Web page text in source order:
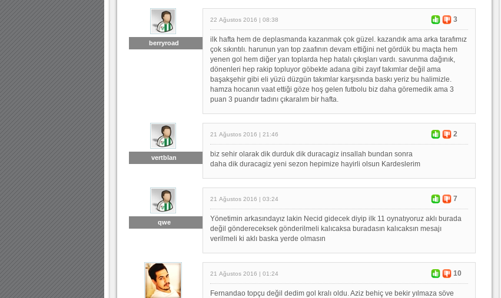
berryroad
22 Ağustos 2016 | 08:38 3
ilk hafta hem de deplasmanda kazanmak çok güzel. kazandık ama arka tarafımız
çok sıkıntılı. harunun yan top zaafının devam ettiğini net gördük bu maçta hem
yenen gol hem diğer yan toplarda hep hatalı çıkışları vardı. savunma dağınık,
dönenleri hep rakip topluyor göbekte adana gibi zayıf takımlar değil ama
başakşehir gibi eli yüzü düzgün takımlar karşısında baskı yeriz bu halimizle.
hamza hocanın vaat ettiği göze hoş gelen futbolu biz daha göremedik ama 3
puan 3 puandır tadını çıkaralım bir hafta.
vertblan
21 Ağustos 2016 | 21:46 2
biz sehir olarak dik durduk dik duracagiz insallah bundan sonra
daha dik duracagiz yeni sezon hepimize hayirli olsun Kardeslerim
qwe
21 Ağustos 2016 | 03:24 7
Yönetimin arkasındayız lakin Necid gidecek diyip ilk 11 oynatıyoruz aklı burada
değil göndereceksek gönderilmeli kalıcaksa buradasın kalıcaksın mesajı
verilmeli ki aklı baska yerde olmasın
21 Ağustos 2016 | 01:24 10
Fernandao topçu değil dedim gol kralı oldu. Aziz behiç ve bekir yılmaza söve